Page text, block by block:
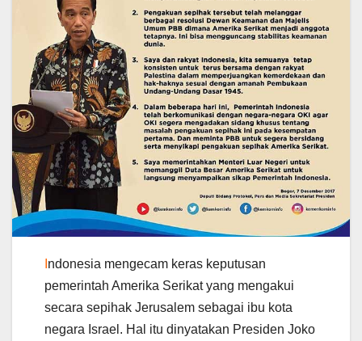
ndonesia mengecam keras keputusan
pemerintah Amerika Serikat yang mengakui
secara sepihak Jerusalem sebagai ibu kota
negara Israel. Hal itu dinyatakan Presiden Joko